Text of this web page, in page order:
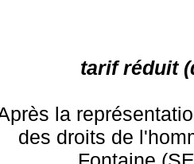
tarif réduit
la
des droits de